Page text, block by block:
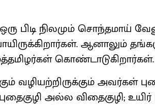
ஒரு பிடி நிலமும் சொந்தமாய்
ஆனாலும்
கொண்டாடு​கிறார்கள்.
வழியற்றிருக்கும் அவர்கள்
அல்ல விதைகுழி; உயிர்